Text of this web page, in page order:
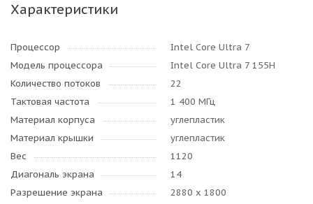
Характеристики
Процессор
Intel Core Ultra 7
Модель процессора
Intel Core Ultra 7 155H
Количество потоков
22
Тактовая частота
1 400 МГц
Материал корпуса
углепластик
Материал крышки
углепластик
Вес
1120
Диагональ экрана
14
Разрешение экрана
2880 x 1800